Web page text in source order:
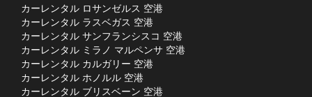
カーレンタル ロサンゼルス 空港
カーレンタル ラスベガス 空港
カーレンタル サンフランシスコ 空港
カーレンタル ミラノ マルペンサ 空港
カーレンタル カルガリー 空港
カーレンタル ホノルル 空港
カーレンタル ブリスベーン 空港